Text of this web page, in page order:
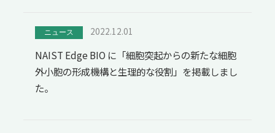
ニュース 2022.12.01
NAIST Edge BIO に「細胞突起からの新たな細胞
外小胞の形成機構と生理的な役割」を掲載しまし
た。